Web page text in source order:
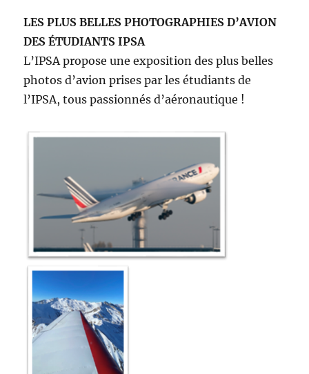
LES PLUS BELLES PHOTOGRAPHIES D’AVION
DES ÉTUDIANTS IPSA
L’IPSA propose une exposition des plus belles
photos d’avion prises par les étudiants de
l’IPSA, tous passionnés d’aéronautique !